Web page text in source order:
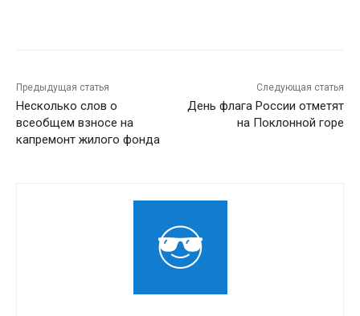
Предыдущая статья
Несколько слов о
всеобщем взносе на
капремонт жилого фонда
Следующая статья
День флага России отметят
на Поклонной горе